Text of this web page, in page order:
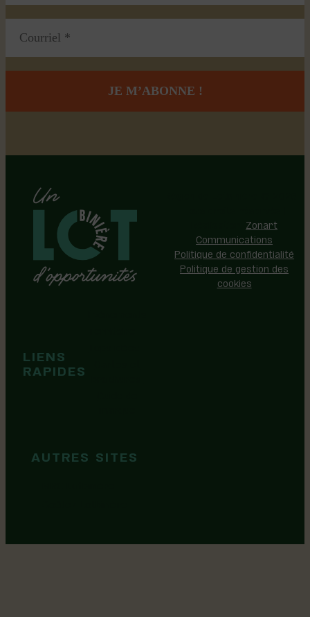
LIENS
RAPIDES
AUTRES SITES
Zonart
Communications
Politique de confidentialité
Politique de gestion des
cookies